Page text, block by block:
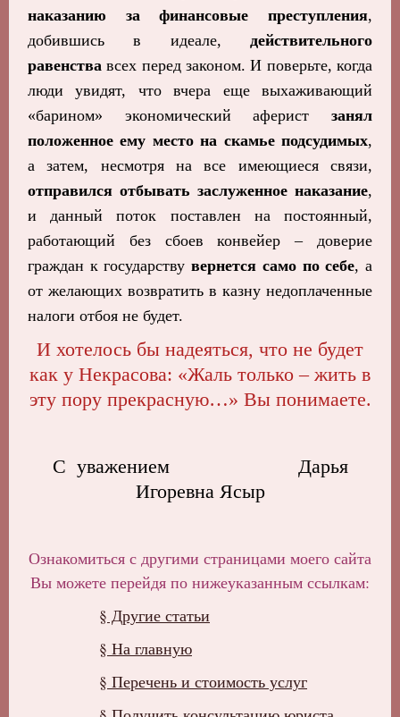
наказанию за финансовые преступления,
добившись в идеале, действительного
равенства всех перед законом. И поверьте, когда
люди увидят, что вчера еще выхаживающий
«барином» экономический аферист занял
положенное ему место на скамье подсудимых,
а затем, несмотря на все имеющиеся связи,
отправился отбывать заслуженное наказание,
и данный поток поставлен на постоянный,
работающий без сбоев конвейер – доверие
граждан к государствувернется само по себе, а
от желающих возвратить в казну недоплаченные
налоги отбоя не будет.
И хотелось бы надеяться, что не будет
как у Некрасова: «Жаль только – жить в
эту пору прекрасную…» Вы понимаете.
С уважением Дарья
Игоревна Ясыр
Ознакомиться с другими страницами моего сайта
Вы можете перейдя по нижеуказанным ссылкам:
§ Другие статьи
§ На главную
§ Перечень и стоимость услуг